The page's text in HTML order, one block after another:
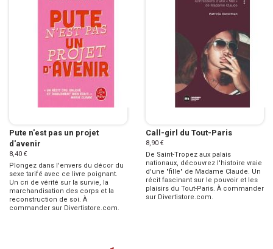
Pute n'est pas un projet
d'avenir
8,40 €
Plongez dans l'envers du décor du
sexe tarifé avec ce livre poignant.
Un cri de vérité sur la survie, la
marchandisation des corps et la
reconstruction de soi. À
commander sur Divertistore.com.
Call-girl du Tout-Paris
8,90 €
De Saint-Tropez aux palais
nationaux, découvrez l'histoire vraie
d'une "fille" de Madame Claude. Un
récit fascinant sur le pouvoir et les
plaisirs du Tout-Paris. À commander
sur Divertistore.com.
Page